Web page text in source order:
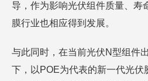
导，作为影响光伏组件质量、寿
膜行业也相应得到发展。
与此同时，在当前光伏N型组件
下，以POE为代表的新一代光伏